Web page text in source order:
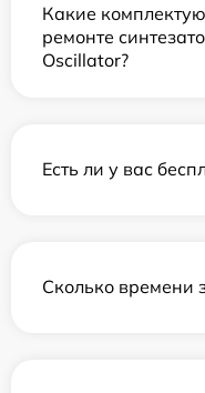
Какие
ремонте
Oscillator?
Есть ли у вас
Сколько времени